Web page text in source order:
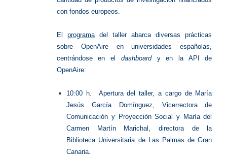
con fondos europeos.
El programadel taller abarca diversas prácticas
sobre OpenAire en universidades españolas,
centrándose en el dashboard y en la API de
OpenAire:
10:00 h. Apertura del taller, a cargo de María
Jesús García Domínguez, Vicerrectora de
Comunicación y Proyección Social y María del
Carmen Martín Marichal, directora de la
Biblioteca Universitaria de Las Palmas de Gran
Canaria.